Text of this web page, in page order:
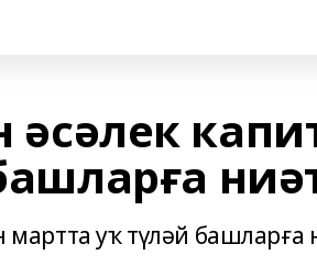
әсәлек
уҡ түләй башларға